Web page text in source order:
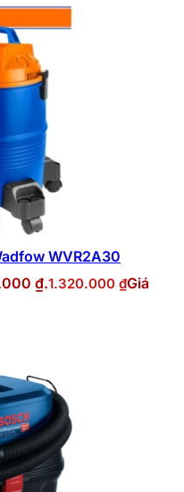
WVR2A30
₫.1.320.000 ₫Giá